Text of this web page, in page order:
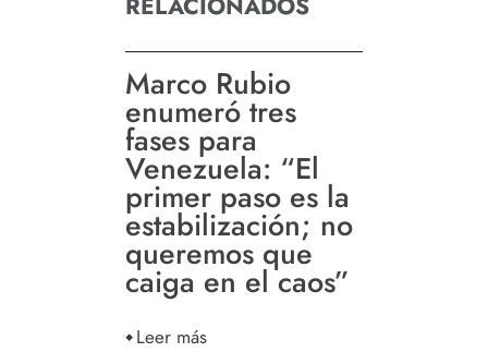
Marco Rubio
enumeró tres
fases para
Venezuela: “El
primer paso es la
estabilización; no
queremos que
caiga en el caos”
Leer más